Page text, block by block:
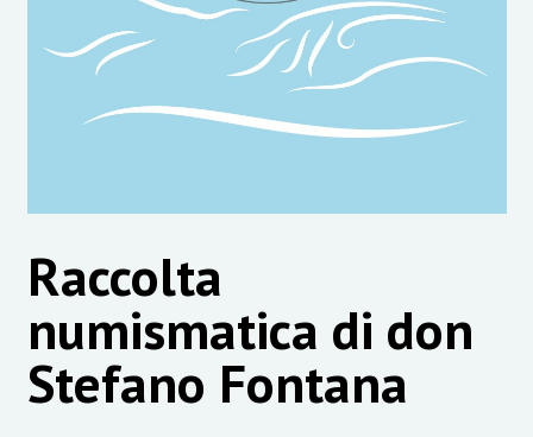
Raccolta
numismatica di don
Stefano Fontana